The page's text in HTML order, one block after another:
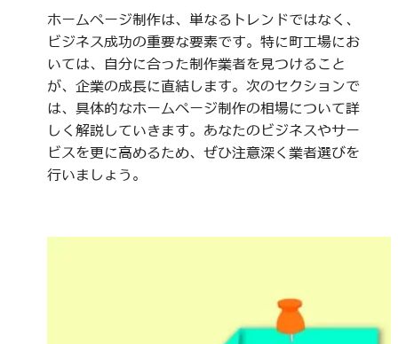
ホームページ制作は、単なるトレンドではなく、
ビジネス成功の重要な要素です。特に町工場にお
いては、自分に合った制作業者を見つけること
が、企業の成長に直結します。次のセクションで
は、具体的なホームページ制作の相場について詳
しく解説していきます。あなたのビジネスやサー
ビスを更に高めるため、ぜひ注意深く業者選びを
行いましょう。